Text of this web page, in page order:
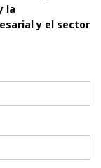
la
y el sector